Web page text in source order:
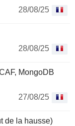
28/08/25
28/08/25
MongoDB
27/08/25
de la hausse)